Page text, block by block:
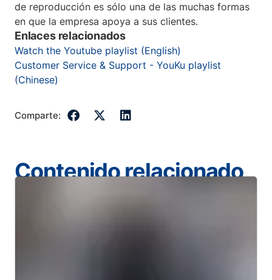
de reproducción es sólo una de las muchas formas
en que la empresa apoya a sus clientes.
Enlaces relacionados
Watch the Youtube playlist (English)
Customer Service & Support - YouKu playlist
(Chinese)
Comparte:
Contenido relacionado